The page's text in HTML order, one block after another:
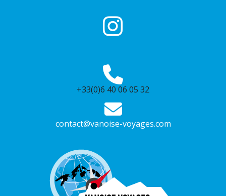
+33(0)6 40 06 05 32
contact@vanoise-voyages.com